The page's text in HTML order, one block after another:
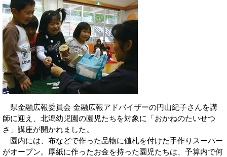
県金融広報委員会 金融広報アドバイザーの円山紀子さんを講
師に迎え、北潟幼児園の園児たちを対象に「おかねのたいせつ
さ」講座が開かれました。
園内には、布などで作った品物に値札を付けた手作りスーパー
がオープン。厚紙に作ったお金を持った園児たちは、予算内で何